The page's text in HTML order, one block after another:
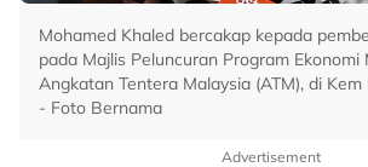
Mohamed Khaled bercakap kepada
pada Majlis Peluncuran Program Ekonomi
Angkatan Tentera Malaysia (ATM), di
- Foto Bernama
Advertisement